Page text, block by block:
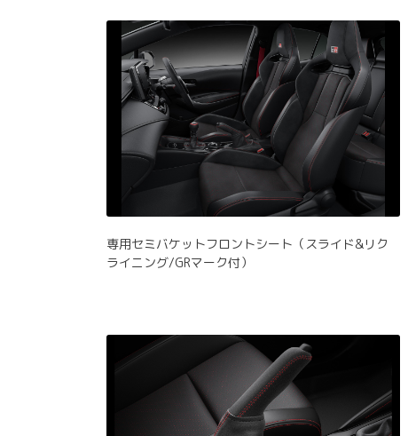
専用セミバケットフロントシート（スライド&リク
ライニング/GRマーク付）